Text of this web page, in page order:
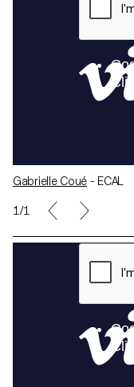
Gabrielle Coué - ECAL
1/1